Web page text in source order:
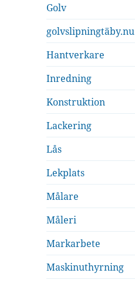
Golv
golvslipningtäby.nu
Hantverkare
Inredning
Konstruktion
Lackering
Lås
Lekplats
Målare
Måleri
Markarbete
Maskinuthyrning